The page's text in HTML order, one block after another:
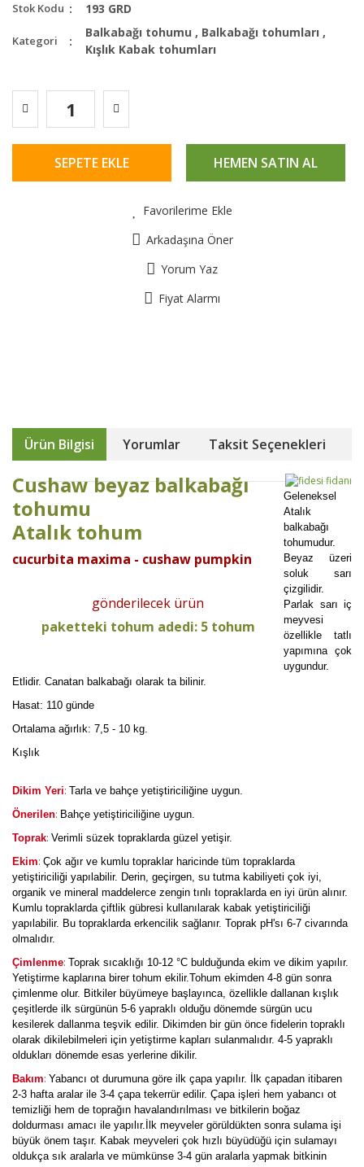
Stok Kodu 193 GRD
Kategori
Balkabağı tohumu , Balkabağı tohumları ,
Kışlık Kabak tohumları
SEPETE EKLE HEMEN SATIN AL
Favorilerime Ekle
Arkadaşına Öner
Yorum Yaz
Fiyat Alarmı
Ürün Bilgisi Yorumlar Taksit Seçenekleri
Cushaw beyaz balkabağı
tohumu
Atalık tohum
cucurbita maxima - cushaw pumpkin
gönderilecek ürün
paketteki tohum adedi: 5 tohum
Geleneksel
Atalık
balkabağı
tohumudur.
Beyaz üzeri
soluk sarı
çizgilidir.
Parlak sarı iç
meyvesi
özellikle tatlı
yapımına çok
uygundur.
Etlidir. Canatan balkabağı olarak ta bilinir.
Hasat: 110 günde
Ortalama ağırlık: 7,5 - 10 kg.
Kışlık
Dikim Yeri: Tarla ve bahçe yetiştiriciliğine uygun.
Önerilen: Bahçe yetiştiriciliğine uygun.
Toprak: Verimli süzek topraklarda güzel yetişir.
Ekim: Çok ağır ve kumlu topraklar haricinde tüm topraklarda
yetiştiriciliği yapılabilir. Derin, geçirgen, su tutma kabiliyeti çok iyi,
organik ve mineral maddelerce zengin tınlı topraklarda en iyi ürün alınır.
Kumlu topraklarda çiftlik gübresi kullanılarak kabak yetiştiriciliği
yapılabilir. Bu topraklarda erkencilik sağlanır. Toprak pH'sı 6-7 civarında
olmalıdır.
Çimlenme: Toprak sıcaklığı 10-12 °C bulduğunda ekim ve dikim yapılır.
Yetiştirme kaplarına birer tohum ekilir.Tohum ekimden 4-8 gün sonra
çimlenme olur. Bitkiler büyümeye başlayınca, özellikle dallanan kışlık
çeşitlerde ilk sürgünün 5-6 yapraklı olduğu dönemde sürgün ucu
kesilerek dallanma teşvik edilir. Dikimden bir gün önce fidelerin topraklı
olarak dikilebilmeleri için yetiştirme kapları sulanmalıdır. 4-5 yapraklı
oldukları dönemde esas yerlerine dikilir.
Bakım: Yabancı ot durumuna göre ilk çapa yapılır. İlk çapadan itibaren
2-3 hafta aralar ile 3-4 çapa tekerrür edilir. Çapa işleri hem yabancı ot
temizliği hem de toprağın havalandırılması ve bitkilerin boğaz
doldurması amacı ile yapılır.İlk meyveler görüldükten sonra sulama işi
büyük önem taşır. Kabak meyveleri çok hızlı büyüdüğü için sulamayı
oldukça sık aralarla ve mümkünse 3-4 gün aralarla yapmak bitkinin